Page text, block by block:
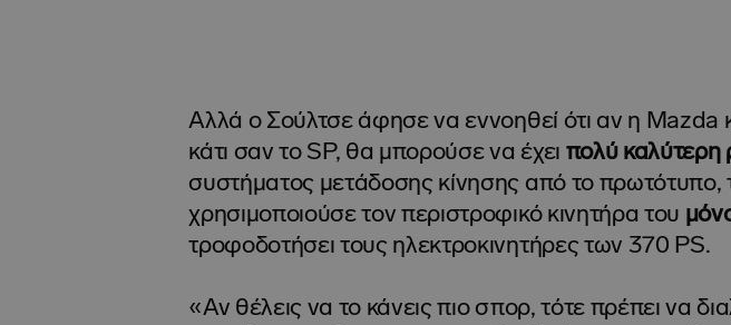
Αλλά ο Σούλτσε άφησε να εννοηθεί ότι αν η Mazda
κάτι σαν το SP, θα μπορούσε να έχει πολύ καλύτερη
συστήματος μετάδοσης κίνησης από το πρωτότυπο,
χρησιμοποιούσε τον περιστροφικό κινητήρα του
τροφοδοτήσει τους ηλεκτροκινητήρες των 370 PS.
«Αν θέλεις να το κάνεις πιο σπορ, τότε πρέπει να